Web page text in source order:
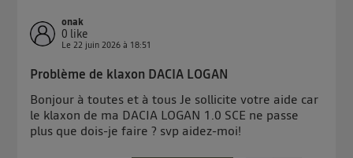
onak
0 like
Le22 juin 2026 à 18:51
Problème de klaxon DACIA LOGAN
Bonjour à toutes et à tous Je sollicite votre aide car
le klaxon de ma DACIA LOGAN 1.0 SCE ne passe
plus que dois-je faire ? svp aidez-moi!